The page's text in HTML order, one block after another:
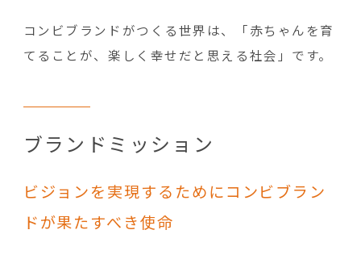
コンビブランドがつくる世界は、「赤ちゃんを育
てることが、楽しく幸せだと思える社会」です。
ブランドミッション
ビジョンを実現するためにコンビブラン
ドが果たすべき使命